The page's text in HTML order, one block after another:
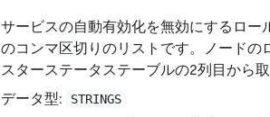
サービスの自動有効化を無効にするロ
のコンマ区切りのリストです。ノードの
スターステータステーブルの2列目から取
データ型:
STRINGS